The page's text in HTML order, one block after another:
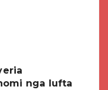
nga lufta